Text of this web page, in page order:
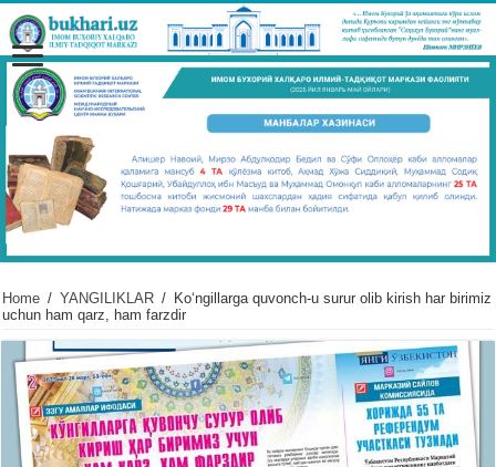
Home / YANGILIKLAR / Koʻngillarga quvonch-u surur olib kirish har birimiz
uchun ham qarz, ham farzdir